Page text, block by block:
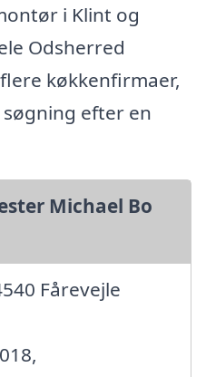
i Klint og
Odsherred
køkkenfirmaer,
efter en
Michael Bo
Fårevejle